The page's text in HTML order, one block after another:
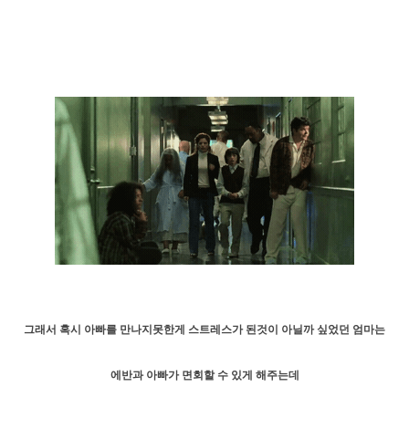
그래서 혹시 아빠를 만나지못한게 스트레스가 된것이 아닐까 싶었던 엄마는
에반과 아빠가 면회할 수 있게 해주는데